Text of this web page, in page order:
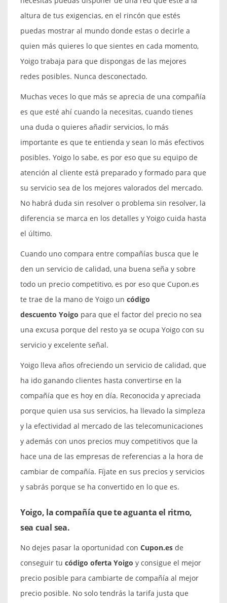
altura de tus exigencias, en el rincón que estés
puedas mostrar al mundo donde estas o decirle a
quien más quieres lo que sientes en cada momento,
Yoigo trabaja para que dispongas de las mejores
redes posibles. Nunca desconectado.
Muchas veces lo que más se aprecia de una compañía
es que esté ahí cuando la necesitas, cuando tienes
una duda o quieres añadir servicios, lo más
importante es que te entienda y sean lo más efectivos
posibles. Yoigo lo sabe, es por eso que su equipo de
atención al cliente está preparado y formado para que
su servicio sea de los mejores valorados del mercado.
No habrá duda sin resolver o problema sin resolver, la
diferencia se marca en los detalles y Yoigo cuida hasta
el último.
Cuando uno compara entre compañías busca que le
den un servicio de calidad, una buena seña y sobre
todo un precio competitivo, es por eso que Cupon.es
te trae de la mano de Yoigo un código
descuento Yoigo para que el factor del precio no sea
una excusa porque del resto ya se ocupa Yoigo con su
servicio y excelente señal.
Yoigo lleva años ofreciendo un servicio de calidad, que
ha ido ganando clientes hasta convertirse en la
compañía que es hoy en día. Reconocida y apreciada
porque quien usa sus servicios, ha llevado la simpleza
y la efectividad al mercado de las telecomunicaciones
y además con unos precios muy competitivos que la
hace una de las empresas de referencias a la hora de
cambiar de compañía. Fíjate en sus precios y servicios
y sabrás porque se ha convertido en lo que es.
Yoigo, la compañía que te aguanta el ritmo,
sea cual sea.
No dejes pasar la oportunidad con Cupon.es de
conseguir tu código oferta Yoigo y consigue el mejor
precio posible para cambiarte de compañía al mejor
precio posible. No solo tendrás la tarifa justa que